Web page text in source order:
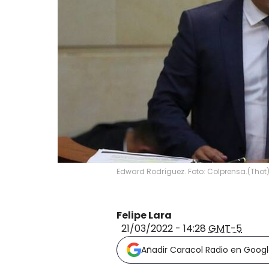
Edward Rodríguez. Foto: Colprensa.(Thot)
Felipe Lara
21/03/2022 - 14:28 GMT-5
Añadir Caracol Radio en